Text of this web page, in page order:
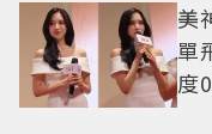
美
單
度